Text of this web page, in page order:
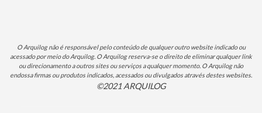
O Arquilog não é responsável pelo conteúdo de qualquer outro website indicado ou
acessado por meio do Arquilog. O Arquilog reserva-se o direito de eliminar qualquer link
ou direcionamento a outros sites ou serviços a qualquer momento. O Arquilog não
endossa firmas ou produtos indicados, acessados ou divulgados através destes websites.
©2021 ARQUILOG